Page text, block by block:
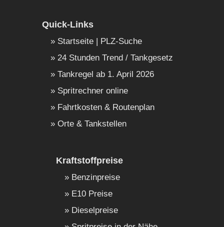
Quick-Links
Startseite | PLZ-Suche
24 Stunden Trend / Tankgesetz
Tankregel ab 1. April 2026
Spritrechner online
Fahrtkosten & Routenplan
Orte & Tankstellen
Kraftstoffpreise
Benzinpreise
E10 Preise
Dieselpreise